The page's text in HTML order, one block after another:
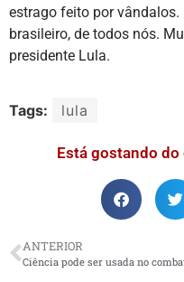
estrago feito por
brasileiro, de todos nós.
presidente Lula.
Tags: lula
Está gostando
ANTERIOR